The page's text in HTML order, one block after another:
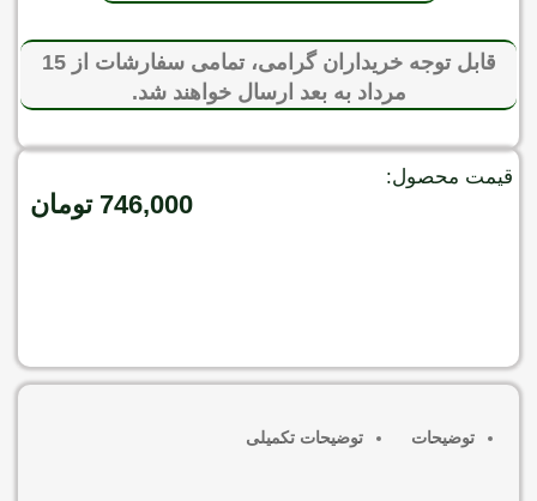
قابل توجه خریداران گرامی، تمامی سفارشات از 15
مرداد به بعد ارسال خواهند شد.
قیمت محصول:
746,000 تومان
توضیحات توضیحات تکمیلی